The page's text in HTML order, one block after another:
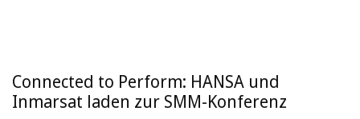
Connected to Perform: HANSA und
Inmarsat laden zur SMM-Konferenz